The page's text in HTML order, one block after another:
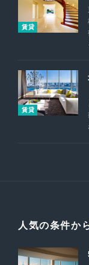
賃貸
賃貸
人気の条件か